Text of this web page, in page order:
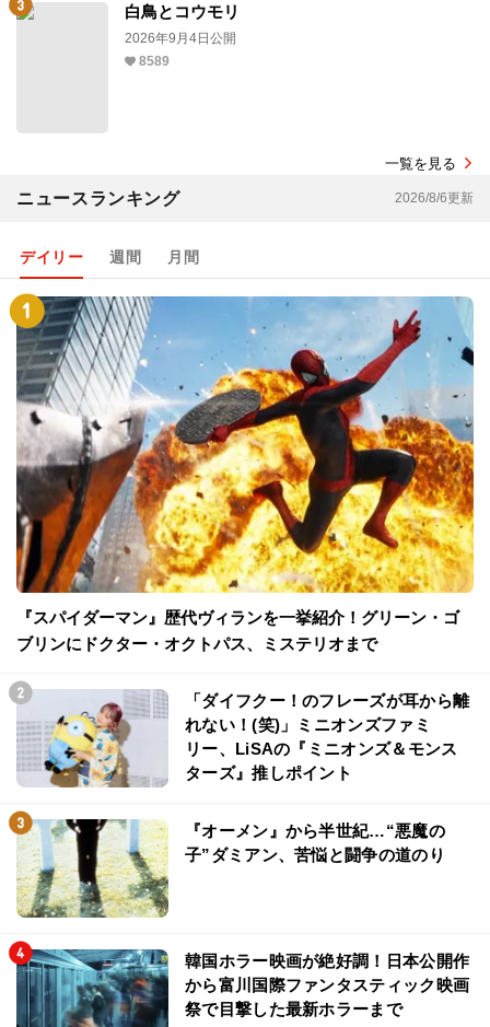
白鳥とコウモリ
2026年9月4日公開
8589
一覧を見る
ニュースランキング 2026/8/6更新
デイリー 週間 月間
『スパイダーマン』歴代ヴィランを一挙紹介！グリーン・ゴ
ブリンにドクター・オクトパス、ミステリオまで
「ダイフクー！のフレーズが耳から離
れない！(笑)」ミニオンズファミ
リー、LiSAの『ミニオンズ＆モンス
ターズ』推しポイント
『オーメン』から半世紀…“悪魔の
子”ダミアン、苦悩と闘争の道のり
韓国ホラー映画が絶好調！日本公開作
から富川国際ファンタスティック映画
祭で目撃した最新ホラーまで